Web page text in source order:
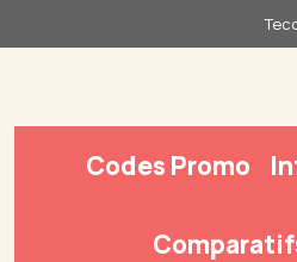
Codes Promo